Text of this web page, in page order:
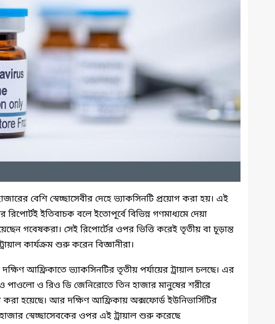
বেশি স্বেচ্ছাসেবীর দেহে ভ্যাকসিনটি প্রয়োগ করা হয়। এই
রিপোর্টই ইতিবাচক বলে ইতোপূর্বে বিভিন্ন গণমাধ্যমে দেয়া
গবেষকরা। সেই রিপোর্টের ওপর ভিত্তি করেই তৃতীয় বা চূড়ান্ত
কার্যক্রম শুরু করেন বিজ্ঞানীরা।
দক্ষিণ আফ্রিকাতে ভ্যাকসিনটির তৃতীয় পর্যায়ের ট্রায়াল চলছে। এর
পাওলো ও রিও ডি জেনিরোতে তিন হাজার মানুষের শরীরে
করা হয়েছে। আর দক্ষিণ আফ্রিকায় অক্সফোর্ড ইউনিভার্সিটির
হাজার স্বেচ্ছাসেবকের ওপর এই ট্রায়াল শুরু করেছে